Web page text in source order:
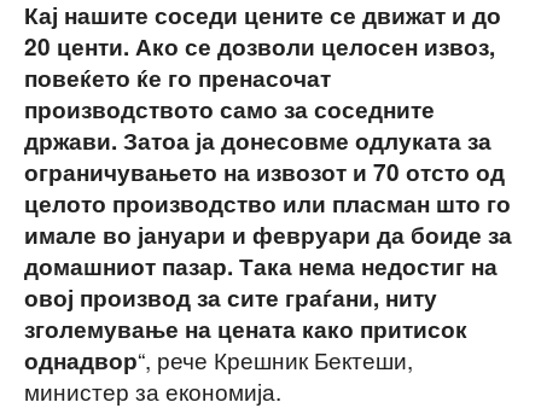
Кај нашите соседи цените се движат и до
20 центи. Ако се дозволи целосен извоз,
повеќето ќе го пренасочат
производството само за соседните
држави. Затоа ја донесовме одлуката за
ограничувањето на извозот и 70 отсто од
целото производство или пласман што го
имале во јануари и февруари да боиде за
домашниот пазар. Така нема недостиг на
овој производ за сите граѓани, ниту
зголемување на цената како притисок
однадвор“, рече Крешник Бектеши,
министер за економија.